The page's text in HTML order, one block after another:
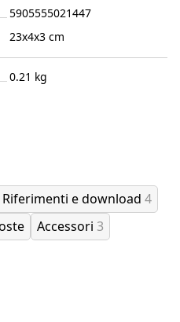
5905555021447
23x4x3 cm
0.21 kg
Riferimenti e download 4
Accessori 3